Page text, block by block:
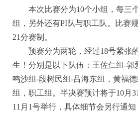
本次比赛分为10个小组，每三
组，另外还有PI队与职工队。比赛
21分赛制。
预赛分为两轮，经过18号紧张
生！分别是以下队伍：王佐仁组-郭
鸣沙组-段树民组-吕海东组，黄福
组，职工组。半决赛预计将于10月
11月1号举行，具体细节会另行通知